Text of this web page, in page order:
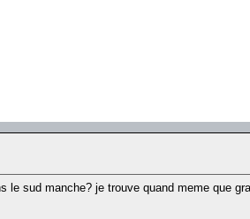
sud manche? je trouve quand meme que